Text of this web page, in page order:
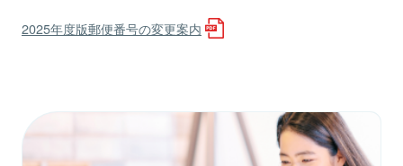
2025年度版郵便番号の変更案内